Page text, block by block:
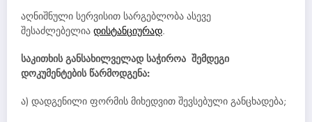
აღნიშნული სერვისით სარგებლობა ასევე
შესაძლებელია დისტანციურად.
საკითხის განსახილველად საჭიროა შემდეგი
დოკუმენტების წარმოდგენა:
ა) დადგენილი ფორმის მიხედვით შევსებული განცხადება;